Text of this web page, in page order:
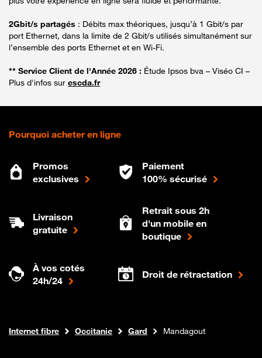
2Gbit/s partagés : Débits max théoriques, jusqu’à 1 Gbit/s par
port Ethernet, dans la limite de 2 Gbit/s utilisés simultanément sur
l’ensemble des ports Ethernet et en Wi-Fi.
** Service Client de l'Année 2026 : Étude Ipsos bva – Viséo CI –
Plus d'infos sur escda.fr
Pourquoi acheter en ligne
Promos
exclusives
Paiement
100% sécurisé
Livraison
gratuite
Retrait sous 2h
d'un mobile en
boutique
À vos cotés
24h/24
Droit de rétractation
Boutique Orange
Internet fibre Occitanie Gard Mandagout